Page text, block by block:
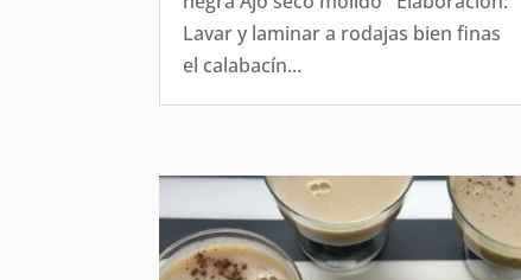
Lavar y laminar a rodajas bien finas
el calabacín...